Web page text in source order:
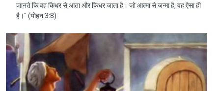
जानते कि वह किधर से आता और किधर जाता है। जो आत्मा से जन्मा है, वह ऐसा ही
है।" (योहन 3:8)